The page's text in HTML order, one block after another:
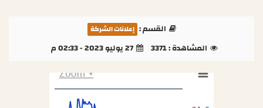
القسم : إعلانات الشركة
المشاهدة :3371 27 يوليو 2023 - 02:33 م